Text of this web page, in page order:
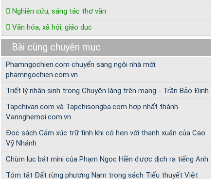
Nghiên cứu, sáng tác thơ văn
Văn hóa, xã hội, giáo dục
Bài cùng chuyên mục
Phamngochien.com chuyển sang ngôi nhà mới:
phamngochien.com.vn
Triết lý nhân sinh trong Chuyện làng trên mạng - Trần Bảo Định
Tapchivan.com và Tapchisongba.com hợp nhất thành
Vannghemoi.com.vn
Đọc sách Cảm xúc trữ tình khi có hẹn với thanh xuân của Cao
Vỹ Nhánh
Chùm lục bát mini của Phạm Ngọc Hiền được dịch ra tiếng Anh
Tóm tắt Đất rừng phương Nam trong sách Tiểu thuyết Việt